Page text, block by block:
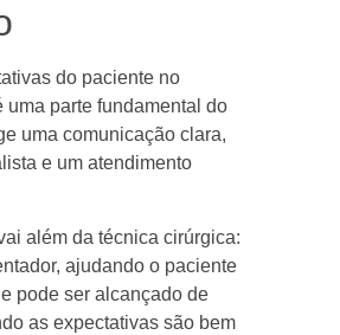
do paciente no
uma parte fundamental do
uma comunicação clara,
e um atendimento
além da técnica cirúrgica:
ajudando o paciente
pode ser alcançado de
as expectativas são bem